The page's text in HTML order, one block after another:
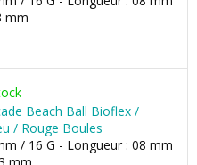
mm
Beach Ball Bioflex /
/ Rouge Boules
/ 16 G - Longueur : 08 mm